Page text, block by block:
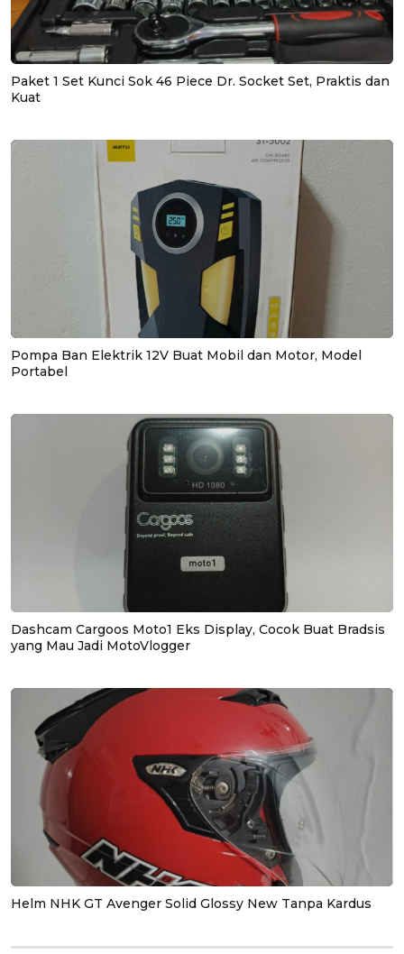
Paket 1 Set Kunci Sok 46 Piece Dr. Socket Set, Praktis dan
Kuat
Pompa Ban Elektrik 12V Buat Mobil dan Motor, Model
Portabel
Dashcam Cargoos Moto1 Eks Display, Cocok Buat Bradsis
yang Mau Jadi MotoVlogger
Helm NHK GT Avenger Solid Glossy New Tanpa Kardus